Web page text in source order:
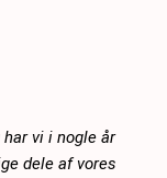
vi i nogle år
dele af vores